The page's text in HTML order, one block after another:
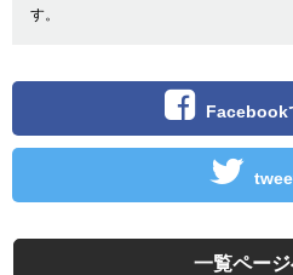
す。
Facebook
一覧ペー